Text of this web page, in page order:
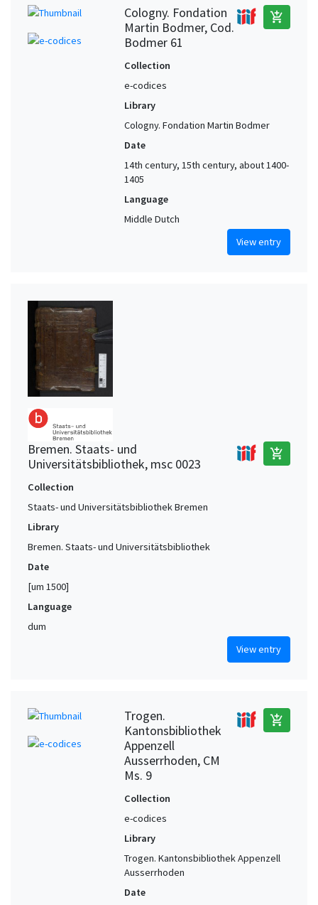
Cologny. Fondation
Martin Bodmer, Cod.
Bodmer 61
add_shopping_cart
Collection
e-codices
Library
Cologny. Fondation Martin Bodmer
Date
14th century, 15th century, about 1400-
1405
Language
Middle Dutch
View entry
Bremen. Staats- und
Universitätsbibliothek, msc 0023
add_shopping_cart
Collection
Staats- und Universitätsbibliothek Bremen
Library
Bremen. Staats- und Universitätsbibliothek
Date
[um 1500]
Language
dum
View entry
Trogen.
Kantonsbibliothek
Appenzell
Ausserrhoden, CM
Ms. 9
add_shopping_cart
Collection
e-codices
Library
Trogen. Kantonsbibliothek Appenzell
Ausserrhoden
Date